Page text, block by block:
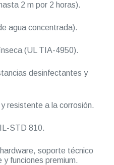
2 m por 2 horas).
agua concentrada).
(UL TIA-4950).
desinfectantes y
resistente a la corrosión.
STD 810.
soporte técnico
funciones premium.